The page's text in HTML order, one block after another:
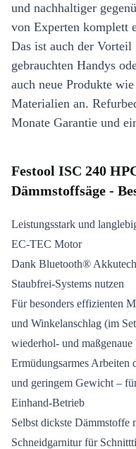
und nachhaltiger
von Experten komplett
Das ist auch der
gebrauchten Handys
auch neue Produkte
Materialien an.
Monate Garantie und
Festool ISC 240
Dämmstoffsäge -
Leistungsstark und
EC-TEC Motor
Dank Bluetooth®
Staubfrei-Systems nutzen
Für besonders effizienten
und Winkelanschlag (im
wiederhol- und
Ermüdungsarmes Arbeiten
und geringem Gewicht –
Einhand-Betrieb
Selbst dickste Dämmstoffe
Schneidgarnitur für